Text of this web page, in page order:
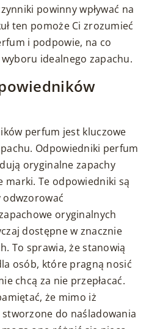
powinny wpływać na
ten pomoże Ci zrozumieć
i podpowie, na co
idealnego zapachu.
perfum jest kluczowe
Odpowiedniki perfum
oryginalne zapachy
marki. Te odpowiedniki są
oryginalnych
dostępne w znacznie
To sprawia, że stanowią
osób, które pragną nosić
chcą za nie przepłacać.
że mimo iż
do naśladowania